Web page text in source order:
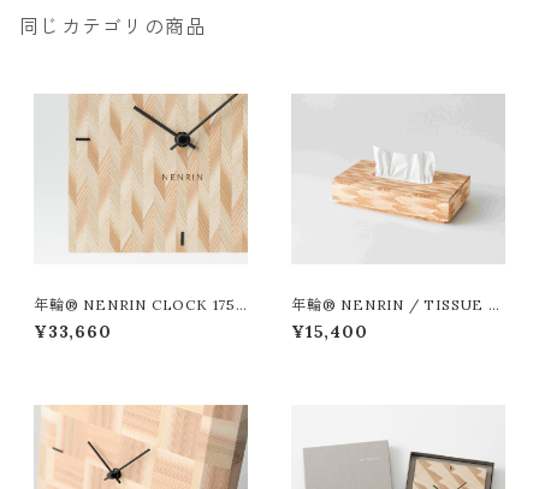
同じカテゴリの商品
年輪® NENRIN CLOCK 175
矢絣 （周年記念、開店開業祝い
の品として）
¥33,660
年輪® NENRIN / TISSUE C
ASE 矢絣_L
¥15,400